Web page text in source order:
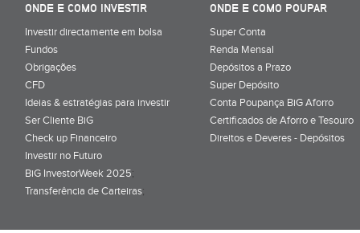
ONDE E COMO INVESTIR
Investir directamente em bolsa
Fundos
Obrigações
CFD
Ideias & estratégias para investir
Ser Cliente BiG
Check up Financeiro
Investir no Futuro
BiG InvestorWeek 2025;
Transferência de Carteiras;
ONDE E COMO POUPAR
Super Conta
Renda Mensal
Depósitos a Prazo
Super Depósito
Conta Poupança BiG Aforro
Certificados de Aforro e Tesouro
Direitos e Deveres - Depósitos